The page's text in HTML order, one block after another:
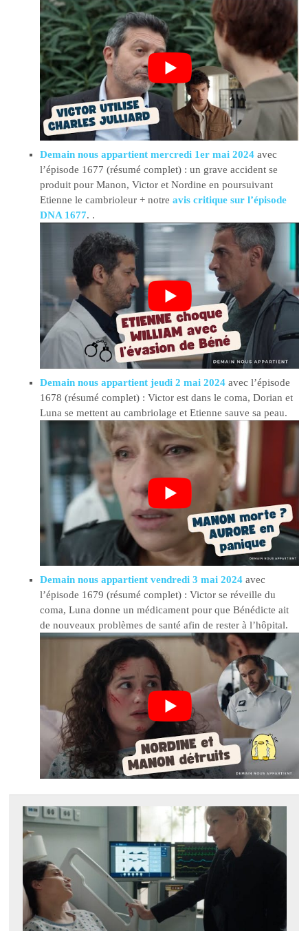
Demain nous appartient mercredi 1er mai 2024 avec
l’épisode 1677 (résumé complet) : un grave accident se
produit pour Manon, Victor et Nordine en poursuivant
Etienne le cambrioleur + notreavis critique sur l’épisode
DNA 1677. .
Demain nous appartient jeudi 2 mai 2024 avec l’épisode
1678 (résumé complet) : Victor est dans le coma, Dorian et
Luna se mettent au cambriolage et Etienne sauve sa peau.
Demain nous appartient vendredi 3 mai 2024 avec
l’épisode 1679 (résumé complet) : Victor se réveille du
coma, Luna donne un médicament pour que Bénédicte ait
de nouveaux problèmes de santé afin de rester à l’hôpital.